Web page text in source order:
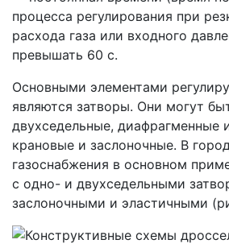
процесса регулирования при
расхода газа или входного
превышать 60 с.
Основными элементами
являются затворы. Они могут
двухседельные, диафрагменные
крановые и заслоночные. В
газоснабжения в основном
с одно- и двухседельными
заслоночными и эластичными